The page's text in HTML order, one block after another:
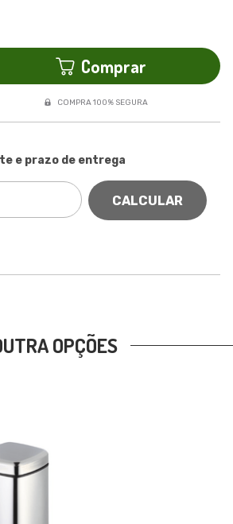
Comprar
COMPRA 100% SEGURA
e prazo de entrega
CALCULAR
OPÇÕES